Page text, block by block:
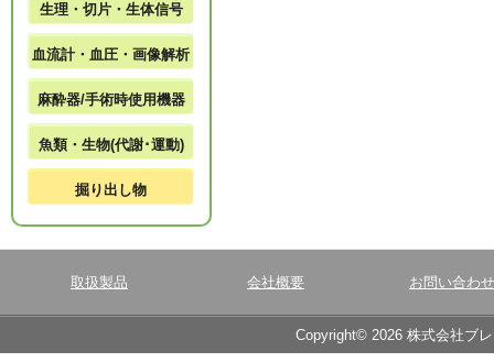
生理・切片・生体信号
血流計・血圧・画像解析
麻酔器/手術時使用機器
魚類・生物(代謝･運動)
掘り出し物
取扱製品 会社概要 お問い合わせ
Copyright© 2026 株式会社ブ